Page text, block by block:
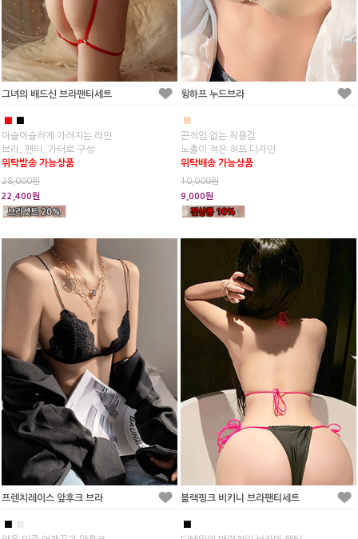
그녀의 배드신 브라팬티세트
■ ■
아슬아슬하게 가려지는 라인
브라, 팬티, 가터로 구성
위탁발송 가능상품
28,000원
22,400원
윙하프 누드브라
■
끈적임 없는 착용감
노출이 적은 하프 디자인
위탁배송 가능상품
10,000원
9,000원
프렌치레이스 앞후크 브라
■
블랙핑크 비키니 브라팬티세트
■